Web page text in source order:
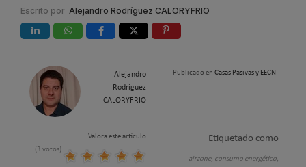
Escrito por Alejandro Rodríguez CALORYFRIO
Alejandro
Rodríguez
CALORYFRIO
Publicado en Casas Pasivas y EECN
Valora este artículo
(3 votos)
Etiquetado como
airzone, consumo energético,